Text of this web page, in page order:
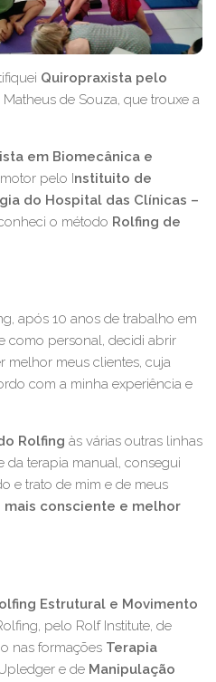
Quiropraxista pelo
de Souza, que trouxe a
em Biomecânica e
pelo Instituito de
do Hospital das Clínicas –
o método Rolfing de
após 10 anos de trabalho em
como personal, decidi abrir
melhor meus clientes, cuja
com a minha experiência e
Rolfing às várias outras linhas
da terapia manual, consegui
e trato de mim e de meus
mais consciente e melhor
Estrutural e Movimento
pelo Rolf Institute, de
nas formações Terapia
e de Manipulação